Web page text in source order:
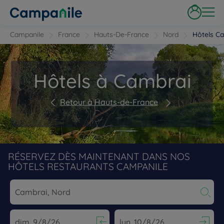
Campanile France Hauts-De-France Nord Hôtels
Hôtels à Cambrai
Retour à Hauts-de-France
RÉSERVEZ DÈS MAINTENANT DANS NOS
HÔTELS RESTAURANTS CAMPANILE